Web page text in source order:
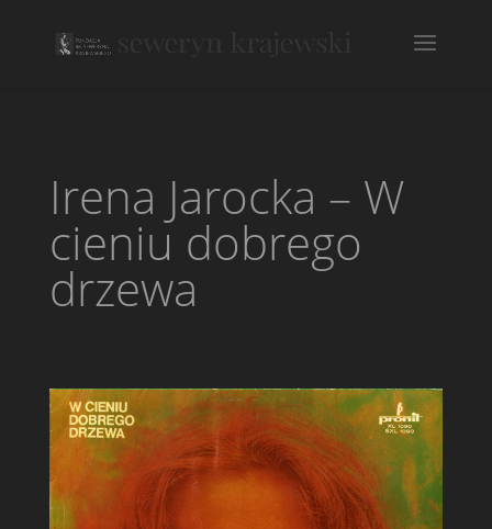
Irena Jarocka – W
cieniu dobrego
drzewa